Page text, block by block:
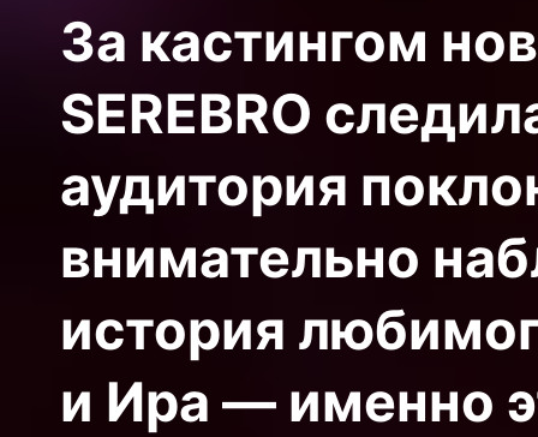
За кастингом
SEREBRO
аудитория
внимательно
история
и Ира — именно